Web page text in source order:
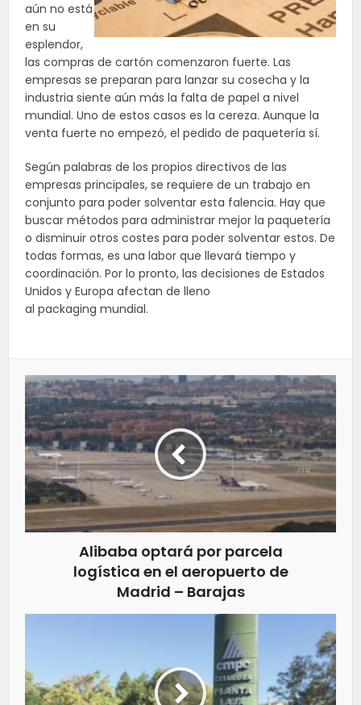
aún no está
en su
esplendor,
las compras de cartón comenzaron fuerte. Las
empresas se preparan para lanzar su cosecha y la
industria siente aún más la falta de papel a nivel
mundial. Uno de estos casos es la cereza. Aunque la
venta fuerte no empezó, el pedido de paquetería sí.
Según palabras de los propios directivos de las
empresas principales, se requiere de un trabajo en
conjunto para poder solventar esta falencia. Hay que
buscar métodos para administrar mejor la paquetería
o disminuir otros costes para poder solventar estos. De
todas formas, es una labor que llevará tiempo y
coordinación. Por lo pronto, las decisiones de Estados
Unidos y Europa afectan de lleno
al packaging mundial.
Alibaba optará por parcela
logística en el aeropuerto de
Madrid – Barajas